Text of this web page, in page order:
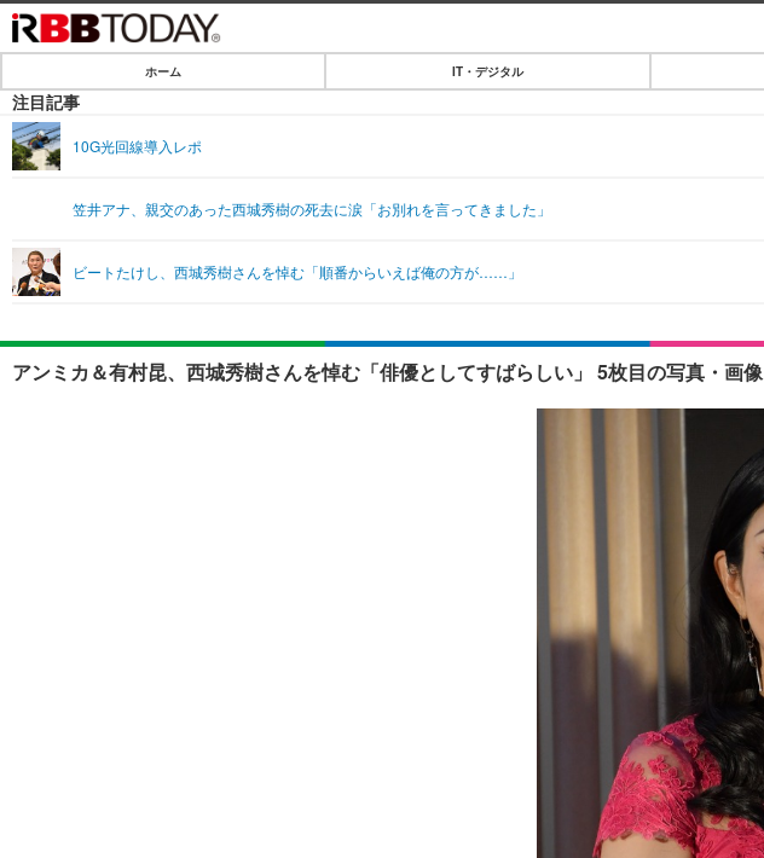
IT・デジタル
ショッピング
エンタメTOP
音楽
ライフ
ライフTOP
ペット
リリース一覧
ホーム IT・デジタル
注目記事
10G光回線導入レポ
笠井アナ、親交のあった西城秀樹の死去に涙「お別れを言ってきました」
ビートたけし、西城秀樹さんを悼む「順番からいえば俺の方が……」
アンミカ＆有村昆、西城秀樹さんを悼む「俳優としてすばらしい」 5枚目の写真・画像